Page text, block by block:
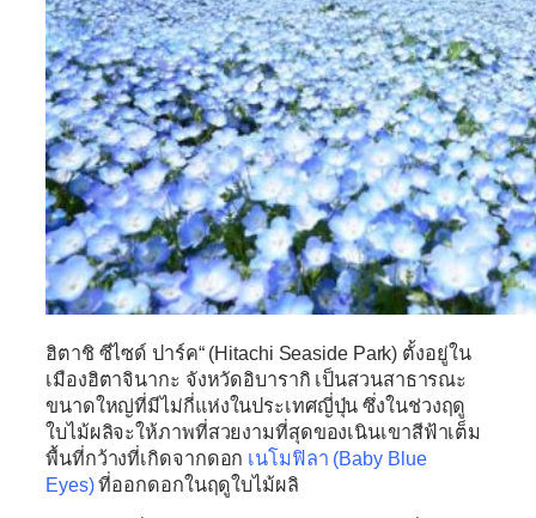
ฮิตาชิ ซีไซด์ ปาร์ค“(Hitachi Seaside Park) ตั้งอยู่ใน
เมืองฮิตาจินากะ จังหวัดอิบารากิ เป็นสวนสาธารณะ
ขนาดใหญ่ที่มีไม่กี่แห่งในประเทศญี่ปุ่น ซึ่งในช่วงฤดู
ใบไม้ผลิจะให้ภาพที่สวยงามที่สุดของเนินเขาสีฟ้าเต็ม
พื้นที่กว้างที่เกิดจากดอก เนโมฟิลา (Baby Blue
Eyes)ที่ออกดอกในฤดูใบไม้ผลิ